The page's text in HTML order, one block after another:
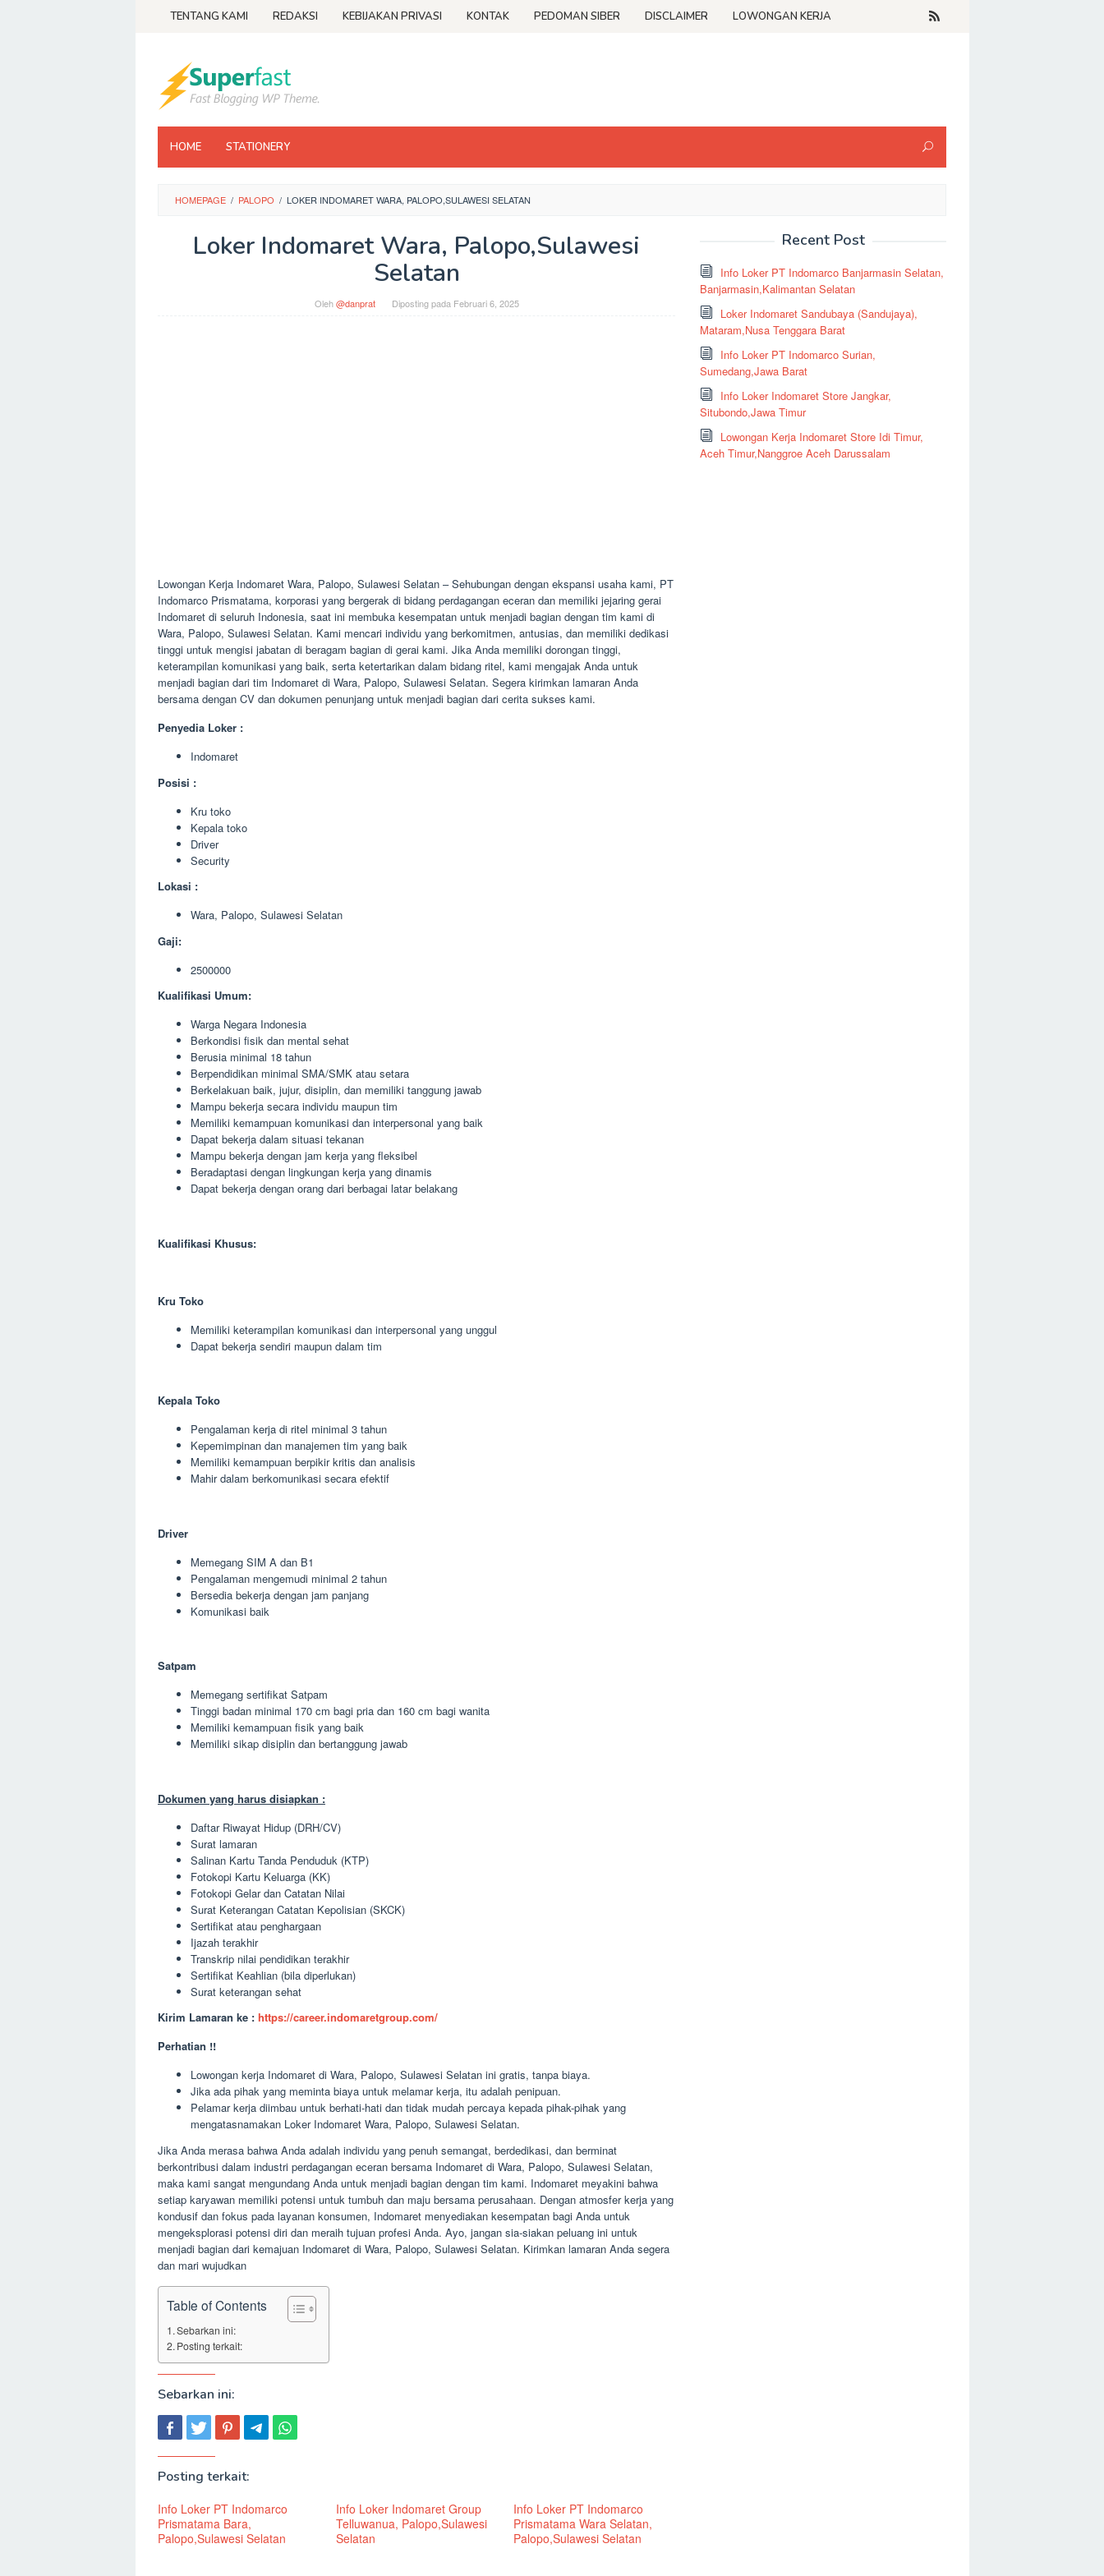
TENTANG KAMI REDAKSI KEBIJAKAN PRIVASI KONTAK PEDOMAN SIBER DISCLAIMER LOWONGAN KERJA
HOME STATIONERY
HOMEPAGE / PALOPO / LOKER INDOMARET WARA, PALOPO,SULAWESI SELATAN
Loker Indomaret Wara, Palopo,Sulawesi
Selatan
Oleh@danprat Diposting pada Februari 6, 2025
Lowongan Kerja Indomaret Wara, Palopo, Sulawesi Selatan – Sehubungan dengan ekspansi usaha kami, PT
Indomarco Prismatama, korporasi yang bergerak di bidang perdagangan eceran dan memiliki jejaring gerai
Indomaret di seluruh Indonesia, saat ini membuka kesempatan untuk menjadi bagian dengan tim kami di
Wara, Palopo, Sulawesi Selatan. Kami mencari individu yang berkomitmen, antusias, dan memiliki dedikasi
tinggi untuk mengisi jabatan di beragam bagian di gerai kami. Jika Anda memiliki dorongan tinggi,
keterampilan komunikasi yang baik, serta ketertarikan dalam bidang ritel, kami mengajak Anda untuk
menjadi bagian dari tim Indomaret di Wara, Palopo, Sulawesi Selatan. Segera kirimkan lamaran Anda
bersama dengan CV dan dokumen penunjang untuk menjadi bagian dari cerita sukses kami.
Penyedia Loker :
Indomaret
Posisi :
Kru toko
Kepala toko
Driver
Security
Lokasi :
Wara, Palopo, Sulawesi Selatan
Gaji:
2500000
Kualifikasi Umum:
Warga Negara Indonesia
Berkondisi fisik dan mental sehat
Berusia minimal 18 tahun
Berpendidikan minimal SMA/SMK atau setara
Berkelakuan baik, jujur, disiplin, dan memiliki tanggung jawab
Mampu bekerja secara individu maupun tim
Memiliki kemampuan komunikasi dan interpersonal yang baik
Dapat bekerja dalam situasi tekanan
Mampu bekerja dengan jam kerja yang fleksibel
Beradaptasi dengan lingkungan kerja yang dinamis
Dapat bekerja dengan orang dari berbagai latar belakang
Kualifikasi Khusus:
Kru Toko
Memiliki keterampilan komunikasi dan interpersonal yang unggul
Dapat bekerja sendiri maupun dalam tim
Kepala Toko
Pengalaman kerja di ritel minimal 3 tahun
Kepemimpinan dan manajemen tim yang baik
Memiliki kemampuan berpikir kritis dan analisis
Mahir dalam berkomunikasi secara efektif
Driver
Memegang SIM A dan B1
Pengalaman mengemudi minimal 2 tahun
Bersedia bekerja dengan jam panjang
Komunikasi baik
Satpam
Memegang sertifikat Satpam
Tinggi badan minimal 170 cm bagi pria dan 160 cm bagi wanita
Memiliki kemampuan fisik yang baik
Memiliki sikap disiplin dan bertanggung jawab
Dokumen yang harus disiapkan :
Daftar Riwayat Hidup (DRH/CV)
Surat lamaran
Salinan Kartu Tanda Penduduk (KTP)
Fotokopi Kartu Keluarga (KK)
Fotokopi Gelar dan Catatan Nilai
Surat Keterangan Catatan Kepolisian (SKCK)
Sertifikat atau penghargaan
Ijazah terakhir
Transkrip nilai pendidikan terakhir
Sertifikat Keahlian (bila diperlukan)
Surat keterangan sehat
Kirim Lamaran ke : https://career.indomaretgroup.com/
Perhatian !!
Lowongan kerja Indomaret di Wara, Palopo, Sulawesi Selatan ini gratis, tanpa biaya.
Jika ada pihak yang meminta biaya untuk melamar kerja, itu adalah penipuan.
Pelamar kerja diimbau untuk berhati-hati dan tidak mudah percaya kepada pihak-pihak yang
mengatasnamakan Loker Indomaret Wara, Palopo, Sulawesi Selatan.
Jika Anda merasa bahwa Anda adalah individu yang penuh semangat, berdedikasi, dan berminat
berkontribusi dalam industri perdagangan eceran bersama Indomaret di Wara, Palopo, Sulawesi Selatan,
maka kami sangat mengundang Anda untuk menjadi bagian dengan tim kami. Indomaret meyakini bahwa
setiap karyawan memiliki potensi untuk tumbuh dan maju bersama perusahaan. Dengan atmosfer kerja yang
kondusif dan fokus pada layanan konsumen, Indomaret menyediakan kesempatan bagi Anda untuk
mengeksplorasi potensi diri dan meraih tujuan profesi Anda. Ayo, jangan sia-siakan peluang ini untuk
menjadi bagian dari kemajuan Indomaret di Wara, Palopo, Sulawesi Selatan. Kirimkan lamaran Anda segera
dan mari wujudkan
Table of Contents
Sebarkan ini:
Posting terkait:
Sebarkan ini:
Posting terkait:
Info Loker PT Indomarco
Prismatama Bara,
Palopo,Sulawesi Selatan
Info Loker Indomaret Group
Telluwanua, Palopo,Sulawesi
Selatan
Info Loker PT Indomarco
Prismatama Wara Selatan,
Palopo,Sulawesi Selatan
Recent Post
Info Loker PT Indomarco Banjarmasin Selatan,
Banjarmasin,Kalimantan Selatan
Loker Indomaret Sandubaya (Sandujaya),
Mataram,Nusa Tenggara Barat
Info Loker PT Indomarco Surian,
Sumedang,Jawa Barat
Info Loker Indomaret Store Jangkar,
Situbondo,Jawa Timur
Lowongan Kerja Indomaret Store Idi Timur,
Aceh Timur,Nanggroe Aceh Darussalam